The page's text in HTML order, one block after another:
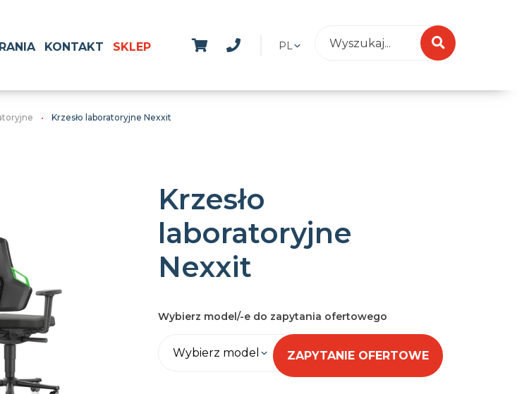
PL
KONTAKT SKLEP
Krzesło laboratoryjne Nexxit
Krzesło
laboratoryjne
Nexxit
Wybierz model/-e do zapytania ofertowego
Wybierz model ZAPYTANIE OFERTOWE